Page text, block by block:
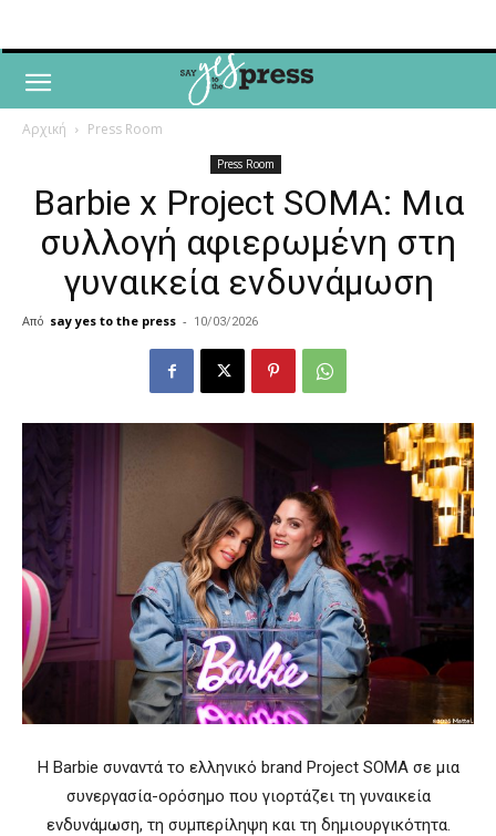
Αρχική Press Room
Press Room
Barbie x Project SOMA: Μια
συλλογή αφιερωμένη στη
γυναικεία ενδυνάμωση
Από say yes to the press - 10/03/2026
Η Barbie συναντά το ελληνικό brand Project SOMA σε μια
συνεργασία-ορόσημο που γιορτάζει τη γυναικεία
ενδυνάμωση, τη συμπερίληψη και τη δημιουργικότητα.